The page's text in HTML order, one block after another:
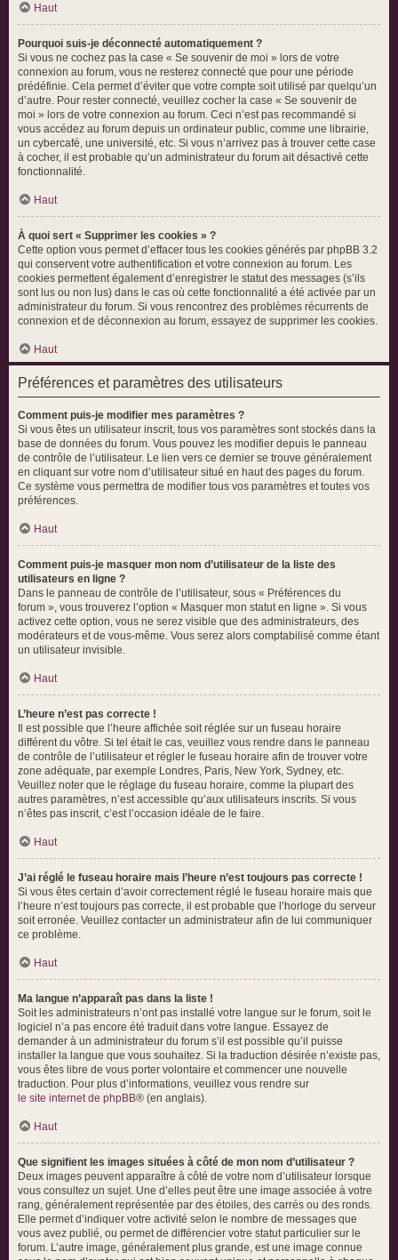
Haut
Pourquoi suis-je déconnecté automatiquement ?
Si vous ne cochez pas la case « Se souvenir de moi » lors de votre
connexion au forum, vous ne resterez connecté que pour une période
prédéfinie. Cela permet d’éviter que votre compte soit utilisé par quelqu’un
d’autre. Pour rester connecté, veuillez cocher la case « Se souvenir de
moi » lors de votre connexion au forum. Ceci n’est pas recommandé si
vous accédez au forum depuis un ordinateur public, comme une librairie,
un cybercafé, une université, etc. Si vous n’arrivez pas à trouver cette case
à cocher, il est probable qu’un administrateur du forum ait désactivé cette
fonctionnalité.
Haut
À quoi sert « Supprimer les cookies » ?
Cette option vous permet d’effacer tous les cookies générés par phpBB 3.2
qui conservent votre authentification et votre connexion au forum. Les
cookies permettent également d’enregistrer le statut des messages (s’ils
sont lus ou non lus) dans le cas où cette fonctionnalité a été activée par un
administrateur du forum. Si vous rencontrez des problèmes récurrents de
connexion et de déconnexion au forum, essayez de supprimer les cookies.
Haut
Préférences et paramètres des utilisateurs
Comment puis-je modifier mes paramètres ?
Si vous êtes un utilisateur inscrit, tous vos paramètres sont stockés dans la
base de données du forum. Vous pouvez les modifier depuis le panneau
de contrôle de l’utilisateur. Le lien vers ce dernier se trouve généralement
en cliquant sur votre nom d’utilisateur situé en haut des pages du forum.
Ce système vous permettra de modifier tous vos paramètres et toutes vos
préférences.
Haut
Comment puis-je masquer mon nom d’utilisateur de la liste des
utilisateurs en ligne ?
Dans le panneau de contrôle de l’utilisateur, sous « Préférences du
forum », vous trouverez l’option « Masquer mon statut en ligne ». Si vous
activez cette option, vous ne serez visible que des administrateurs, des
modérateurs et de vous-même. Vous serez alors comptabilisé comme étant
un utilisateur invisible.
Haut
L’heure n’est pas correcte !
Il est possible que l’heure affichée soit réglée sur un fuseau horaire
différent du vôtre. Si tel était le cas, veuillez vous rendre dans le panneau
de contrôle de l’utilisateur et régler le fuseau horaire afin de trouver votre
zone adéquate, par exemple Londres, Paris, New York, Sydney, etc.
Veuillez noter que le réglage du fuseau horaire, comme la plupart des
autres paramètres, n’est accessible qu’aux utilisateurs inscrits. Si vous
n’êtes pas inscrit, c’est l’occasion idéale de le faire.
Haut
J’ai réglé le fuseau horaire mais l’heure n’est toujours pas correcte !
Si vous êtes certain d’avoir correctement réglé le fuseau horaire mais que
l’heure n’est toujours pas correcte, il est probable que l’horloge du serveur
soit erronée. Veuillez contacter un administrateur afin de lui communiquer
ce problème.
Haut
Ma langue n’apparaît pas dans la liste !
Soit les administrateurs n’ont pas installé votre langue sur le forum, soit le
logiciel n’a pas encore été traduit dans votre langue. Essayez de
demander à un administrateur du forum s’il est possible qu’il puisse
installer la langue que vous souhaitez. Si la traduction désirée n’existe pas,
vous êtes libre de vous porter volontaire et commencer une nouvelle
traduction. Pour plus d’informations, veuillez vous rendre sur
le site internet de phpBB® (en anglais).
Haut
Que signifient les images situées à côté de mon nom d’utilisateur ?
Deux images peuvent apparaître à côté de votre nom d’utilisateur lorsque
vous consultez un sujet. Une d’elles peut être une image associée à votre
rang, généralement représentée par des étoiles, des carrés ou des ronds.
Elle permet d’indiquer votre activité selon le nombre de messages que
vous avez publié, ou permet de différencier votre statut particulier sur le
forum. L’autre image, généralement plus grande, est une image connue